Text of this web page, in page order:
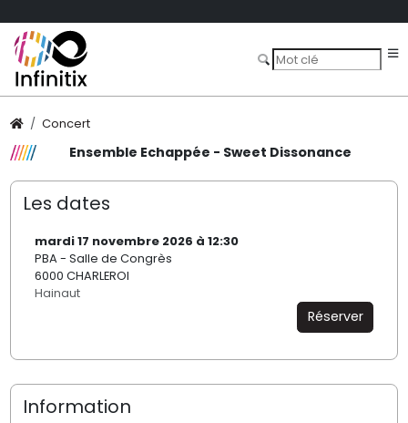
Concert
Ensemble Echappée - Sweet Dissonance
Les dates
mardi 17 novembre 2026 à 12:30
PBA - Salle de Congrès
6000 CHARLEROI
Hainaut
Réserver
Information